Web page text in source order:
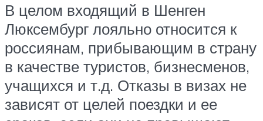
В целом входящий в Шенген
Люксембург лояльно относится к
россиянам, прибывающим в страну
в качестве туристов, бизнесменов,
учащихся и т.д. Отказы в визах не
зависят от целей поездки и ее